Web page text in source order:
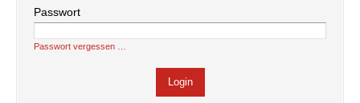
Passwort
Passwort vergessen …